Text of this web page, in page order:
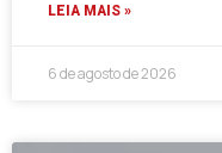
LEIA MAIS »
6 de agosto de 2026